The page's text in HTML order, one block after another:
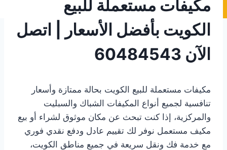
مكيفات مستعملة للبيع
الكويت بأفضل الأسعار | اتصل
الآن 60484543
مكيفات مستعملة للبيع الكويت بحالة ممتازة وأسعار
تنافسية لجميع أنواع المكيفات الشباك والسبليت
والمركزية، إذا كنت تبحث عن مكان موثوق لشراء أو بيع
مكيف مستعمل نوفر لك تقييم عادل ودفع نقدي فوري
مع خدمة فك ونقل سريعة في جميع مناطق الكويت،